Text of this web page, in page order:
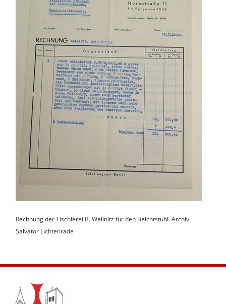
Rechnung der Tischlerei B. Wellnitz für den Beichtstuhl. Archiv
Salvator Lichtenrade